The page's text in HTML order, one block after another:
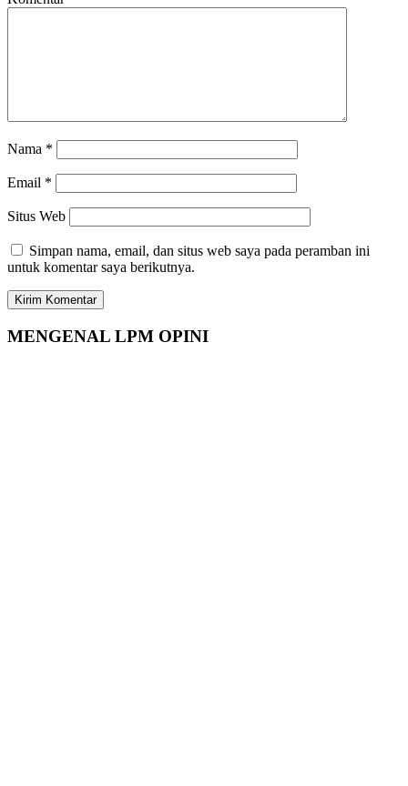
Nama *
Email *
Situs Web
Simpan nama, email, dan situs web saya pada peramban ini
untuk komentar saya berikutnya.
MENGENAL LPM OPINI